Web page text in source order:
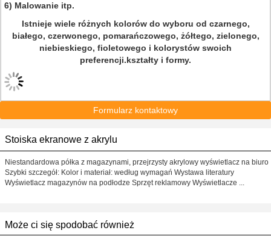
6) Malowanie itp.
Istnieje wiele różnych kolorów do wyboru od czarnego,
białego, czerwonego, pomarańczowego, żółtego, zielonego,
niebieskiego, fioletowego i kolorystów swoich
preferencji.kształty i formy.
Formularz kontaktowy
Stoiska ekranowe z akrylu
Niestandardowa półka z magazynami, przejrzysty akrylowy wyświetlacz na biuro
Szybki szczegół: Kolor i materiał: według wymagań Wystawa literatury
Wyświetlacz magazynów na podłodze Sprzęt reklamowy Wyświetlacze ...
Może ci się spodobać również